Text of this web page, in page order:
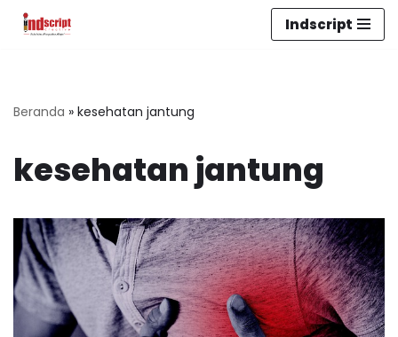
Indscript
Beranda » kesehatan jantung
kesehatan jantung